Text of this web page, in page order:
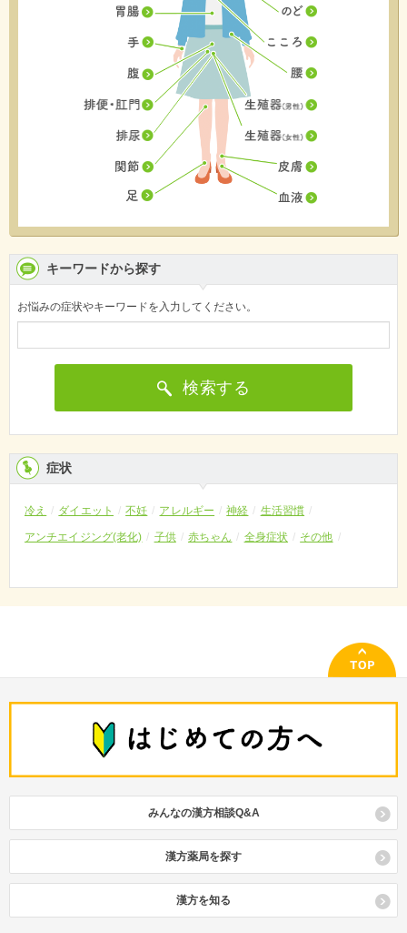
キーワードから探す
お悩みの症状やキーワードを入力してください。
検索する
症状
冷え ダイエット 不妊 アレルギー 神経 生活習慣
アンチエイジング(老化) 子供 赤ちゃん 全身症状 その他
みんなの漢方相談Q&A
漢方薬局を探す
漢方を知る